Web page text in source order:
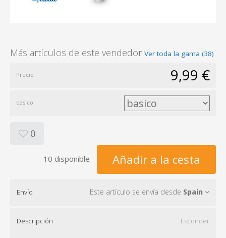
Más artículos de este vendedor Ver toda la gama (38)
Precio 9,99 €
basico
0
10 disponible Añadir a la cesta
Envío Este artículo se envía desde Spain
Descripción Esconder